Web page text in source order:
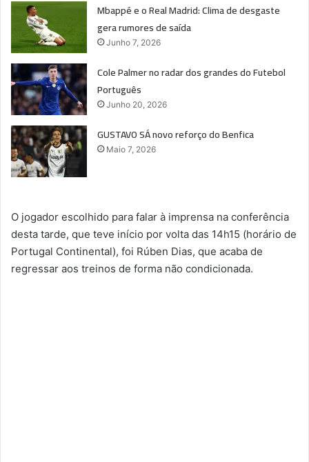
Mbappé e o Real Madrid: Clima de desgaste
gera rumores de saída
Junho 7, 2026
Cole Palmer no radar dos grandes do Futebol
Português
Junho 20, 2026
GUSTAVO SÁ novo reforço do Benfica
Maio 7, 2026
O jogador escolhido para falar à imprensa na conferência
desta tarde, que teve início por volta das 14h15 (horário de
Portugal Continental), foi Rúben Dias, que acaba de
regressar aos treinos de forma não condicionada.